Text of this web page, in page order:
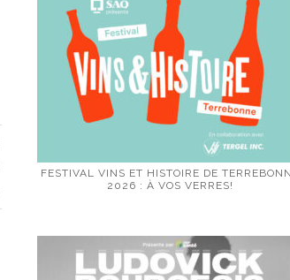
FESTIVAL VINS ET HISTOIRE DE
2026 : À VOS VERRES!